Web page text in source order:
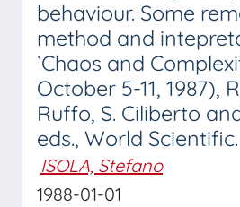
behaviour. Some
method and
`Chaos and
October 5-11, 1987),
Ruffo, S. Ciliberto
eds., World Scientific.
ISOLA, Stefano
1988-01-01